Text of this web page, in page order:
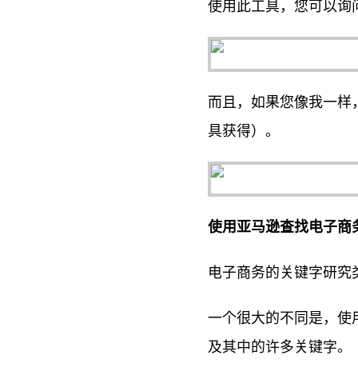
使用此工具，您可以询
而且，如果您像我一样
具获得）。
使用亚马逊查找电子商
电子商务的关键字研
一个很大的不同是，
及其中的许多关键字。